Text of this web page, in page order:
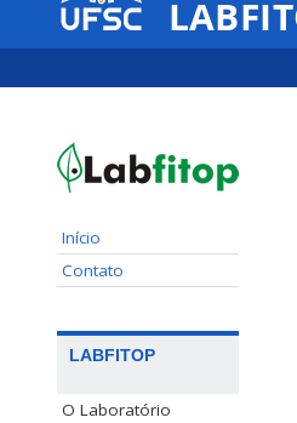
Início
Contato
LABFITOP
O Laboratório